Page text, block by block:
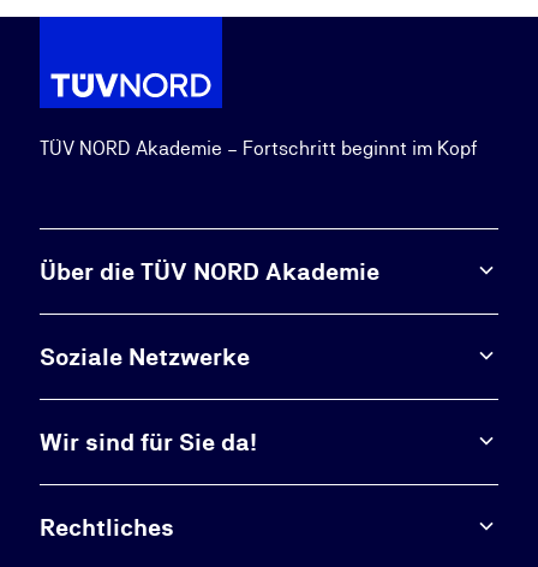
TÜV NORD Akademie – Fortschritt beginnt im Kopf
Über die TÜV NORD Akademie
Soziale Netzwerke
Wir sind für Sie da!
Rechtliches